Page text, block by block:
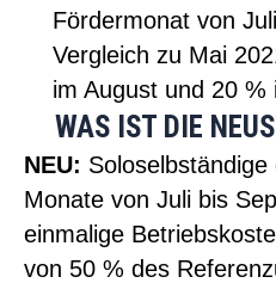
Fördermonat von
Vergleich zu Mai
im August und 20 %
WAS IST DIE
NEU:
Monate von Juli bis
einmalige
von 50 % des